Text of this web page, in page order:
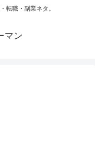
転職・副業ネタ。
マン